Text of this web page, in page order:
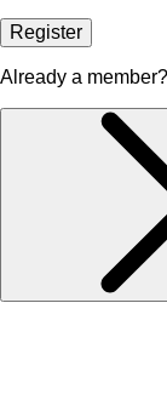
Register
Already a member?